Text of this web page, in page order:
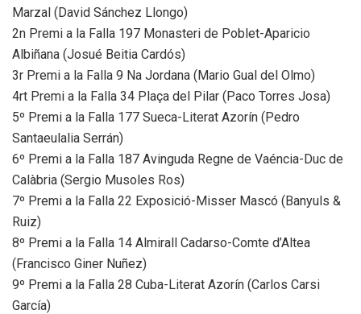
Marzal (David Sánchez Llongo)
2n Premi a la Falla 197 Monasteri de Poblet-Aparicio
Albiñana (Josué Beitia Cardós)
3r Premi a la Falla 9 Na Jordana (Mario Gual del Olmo)
4rt Premi a la Falla 34 Plaça del Pilar (Paco Torres Josa)
5º Premi a la Falla 177 Sueca-Literat Azorín (Pedro
Santaeulalia Serrán)
6º Premi a la Falla 187 Avinguda Regne de Vaéncia-Duc de
Calàbria (Sergio Musoles Ros)
7º Premi a la Falla 22 Exposició-Misser Mascó (Banyuls &
Ruiz)
8º Premi a la Falla 14 Almirall Cadarso-Comte d’Altea
(Francisco Giner Nuñez)
9º Premi a la Falla 28 Cuba-Literat Azorín (Carlos Carsi
García)